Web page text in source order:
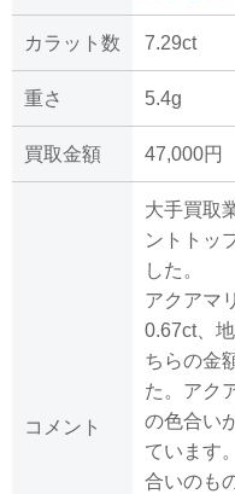
カラット数 7.29ct
重さ 5.4g
買取金額 47,000円
コメント
大手買取
ントトッ
した。
アクアマ
0.67ct、
ちらの金
た。アク
の色合い
ています
合いのも